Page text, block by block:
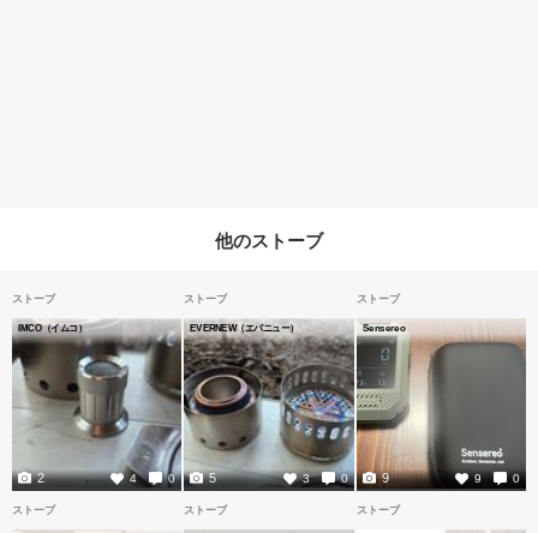
他のストーブ
ストーブ
IMCO（イムコ）
4 0
2
ストーブ
EVERNEW（エバニュー）
3 0
5
ストーブ
Sensereo
9 0
9
ストーブ ストーブ ストーブ